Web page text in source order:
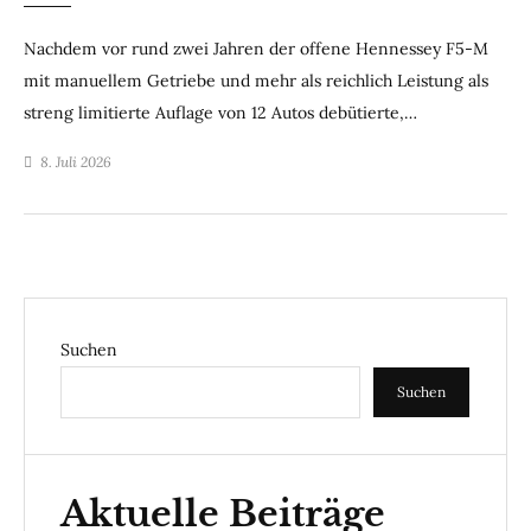
Nachdem vor rund zwei Jahren der offene Hennessey F5-M
mit manuellem Getriebe und mehr als reichlich Leistung als
streng limitierte Auflage von 12 Autos debütierte,…
8. Juli 2026
Suchen
Suchen
Aktuelle Beiträge